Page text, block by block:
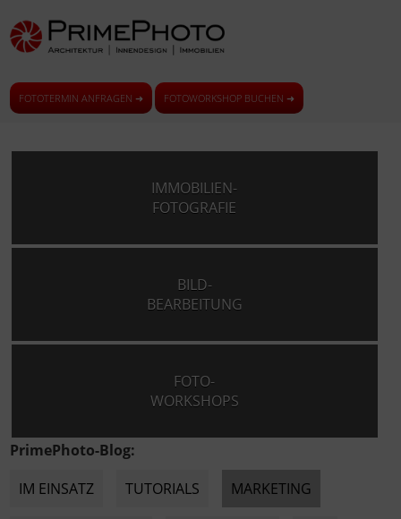
FOTOTERMIN ANFRAGEN ➜ FOTOWORKSHOP BUCHEN ➜
IMMOBILIEN-
FOTOGRAFIE
BILD-
BEARBEITUNG
FOTO-
WORKSHOPS
PrimePhoto-Blog:
IM EINSATZ
TUTORIALS MARKETING